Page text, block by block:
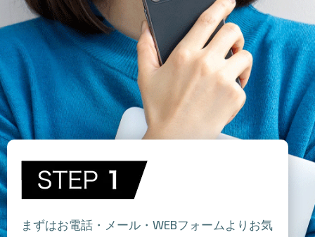
まずはお電話・メール・WEBフォームよりお気